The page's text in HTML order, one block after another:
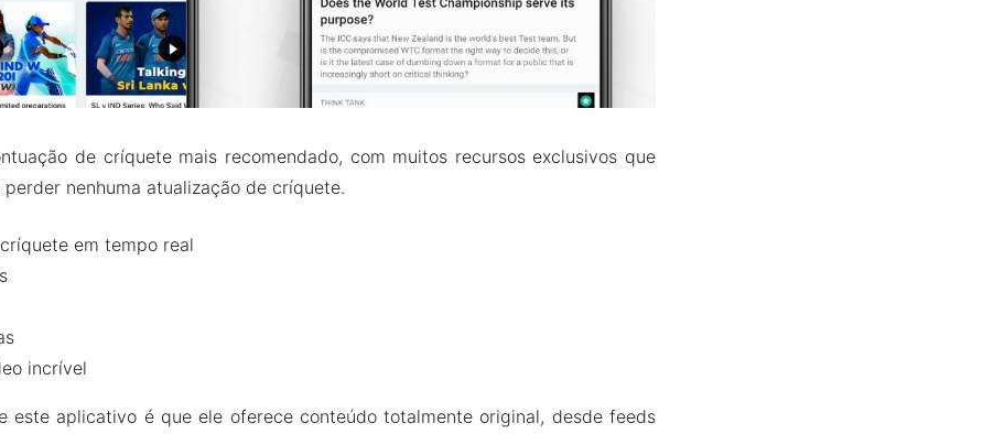
de críquete mais recomendado, com muitos recursos exclusivos que
nenhuma atualização de críquete.
em tempo real
incrível
este aplicativo é que ele oferece conteúdo totalmente original, desde feeds